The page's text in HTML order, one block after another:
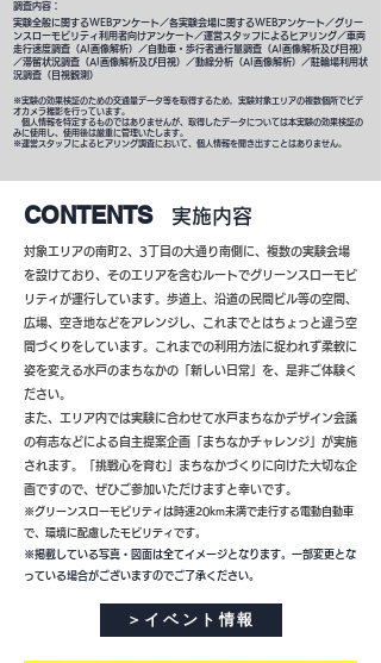
調査内容：
実験全般に関するWEBアンケート／各実験会場に関するWEBアンケート／グリー
ンスローモビリティ利用者向けアンケート／運営スタッフによるヒアリング／車両
走行速度調査（AI画像解析）／自動車・歩行者通行量調査（AI画像解析及び目視）
／滞留状況調査（AI画像解析及び目視）／動線分析（AI画像解析）／駐輪場利用状
況調査（目視観測）
※実験の効果検証のための交通量データ等を取得するため，実験対象エリアの複数個所でビデ
オカメラ撮影を行っています。
個人情報を特定するものではありませんが、取得したデータについては本実験の効果検証の
みに使用し、使用後は厳重に管理いたします。
※運営スタッフによるヒアリング調査において、個人情報を聞き出すことはありません。
対象エリアの南町2、3丁目の大通り南側に、複数の実験会場
を設けており、そのエリアを含むルートでグリーンスローモビ
リティが運行しています。歩道上、沿道の民間ビル等の空間、
広場、空き地などをアレンジし、これまでとはちょっと違う空
間づくりをしています。これまでの利用方法に捉われず柔軟に
姿を変える水戸のまちなかの「新しい日常」を、是非ご体験く
ださい。
また、エリア内では実験に合わせて水戸まちなかデザイン会議
の有志などによる自主提案企画「まちなかチャレンジ」が実施
されます。「挑戦心を育む」まちなかづくりに向けた大切な企
画ですので、ぜひご参加いただけますと幸いです。
※グリーンスローモビリティは時速20km未満で走行する電動自動車
で、環境に配慮したモビリティです。
※掲載している写真・図面は全てイメージとなります。一部変更とな
っている場合がございますのでご了承ください。
​CONTENTS 実施内容
＞イベント情報